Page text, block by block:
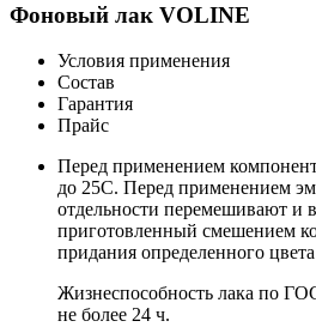
Фоновый лак VOLINE
Условия применения
Состав
Гарантия
Прайс
Перед применением
до 25С. Перед применением
отдельности перемешивают и
приготовленный смешением
придания определенного
Жизнеспособность лака по
не более 24 ч.